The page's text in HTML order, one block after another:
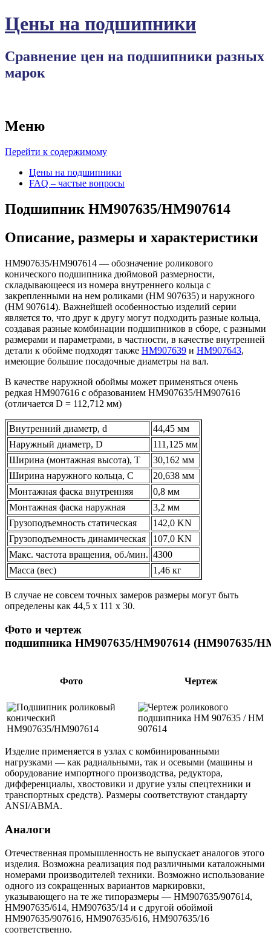
Цены на подшипники
Сравнение цен на подшипники разных
марок
Меню
Перейти к содержимому
Цены на подшипники
FAQ – частые вопросы
Подшипник HM907635/HM907614
Описание, размеры и характеристики
HM907635/HM907614 — обозначение роликового
конического подшипника дюймовой размерности,
складывающееся из номера внутреннего кольца с
закрепленными на нем роликами (HM 907635) и наружного
(HM 907614). Важнейшей особенностью изделий серии
является то, что друг к другу могут подходить разные кольца,
создавая разные комбинации подшипников в сборе, с разными
размерами и параметрами, в частности, в качестве внутренней
детали к обойме подходят также HM907639 и HM907643,
имеющие большие посадочные диаметры на вал.
В качестве наружной обоймы может применяться очень
редкая HM907616 с образованием HM907635/HM907616
(отличается D = 112,712 мм)
Внутренний диаметр, d
44,45 мм
Наружный диаметр, D
111,125 мм
Ширина (монтажная высота), T
30,162 мм
Ширина наружного кольца, С
20,638 мм
Монтажная фаска внутренняя
0,8 мм
Монтажная фаска наружная
3,2 мм
Грузоподъемность статическая
142,0 KN
Грузоподъемность динамическая
107,0 KN
Макс. частота вращения, об./мин. 4300
Масса (вес)
1,46 кг
В случае не совсем точных замеров размеры могут быть
определены как 44,5 х 111 х 30.
Фото и чертеж
подшипника HM907635/HM907614 (HM907635/
Фото Чертеж
Изделие применяется в узлах с комбинированными
нагрузками — как радиальными, так и осевыми (машины и
оборудование импортного производства, редуктора,
дифференциалы, хвостовики и другие узлы спецтехники и
транспортных средств). Размеры соответствуют стандарту
ANSI/ABMA.
Аналоги
Отечественная промышленность не выпускает аналогов этого
изделия. Возможна реализация под различными каталожными
номерами производителей техники. Возможно использование
одного из сокращенных вариантов маркировки,
указывающего на те же типоразмеры — HM907635/907614,
HM907635/614, HM907635/14 и с другой обоймой
HM907635/907616, HM907635/616, HM907635/16
соответственно.